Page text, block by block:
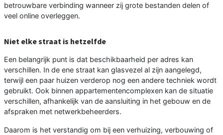
betrouwbare verbinding wanneer zij grote bestanden delen of
veel online overleggen.
Niet elke straat is hetzelfde
Een belangrijk punt is dat beschikbaarheid per adres kan
verschillen. In de ene straat kan glasvezel al zijn aangelegd,
terwijl een paar huizen verderop nog een andere techniek wordt
gebruikt. Ook binnen appartementencomplexen kan de situatie
verschillen, afhankelijk van de aansluiting in het gebouw en de
afspraken met netwerkbeheerders.
Daarom is het verstandig om bij een verhuizing, verbouwing of